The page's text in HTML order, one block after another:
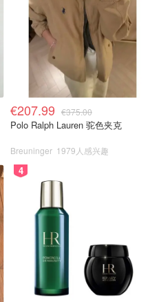
€207.99 €375.00
Polo Ralph Lauren 驼色夹克
Breuninger 1979人感兴趣
4